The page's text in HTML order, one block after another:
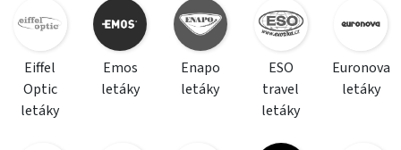
Eiffel
Optic
letáky
Emos
letáky
Enapo
letáky
ESO
travel
letáky
Euronova
letáky